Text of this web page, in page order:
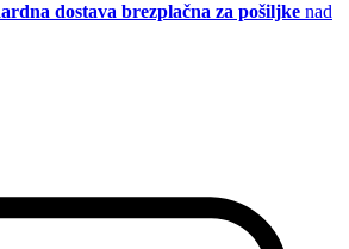
dostava brezplačna za pošiljke nad